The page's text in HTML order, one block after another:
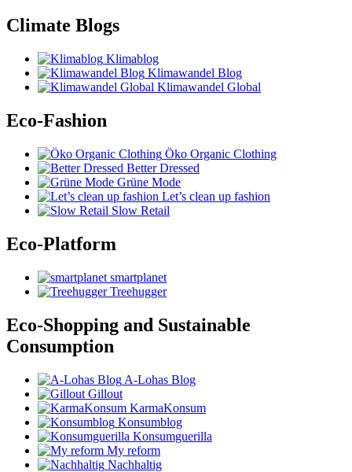
Climate Blogs
Klimablog
Klimawandel Blog
Klimawandel Global
Eco-Fashion
Öko Organic Clothing
Better Dressed
Grüne Mode
Let’s clean up fashion
Slow Retail
Eco-Platform
smartplanet
Treehugger
Eco-Shopping and Sustainable
Consumption
A-Lohas Blog
Gillout
KarmaKonsum
Konsumblog
Konsumguerilla
My reform
Nachhaltig